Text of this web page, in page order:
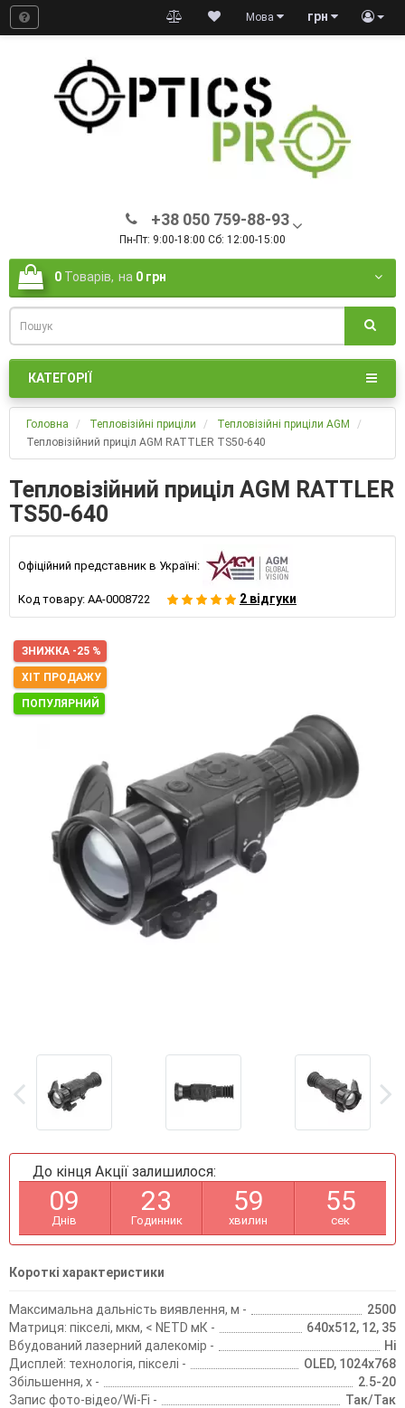
грн
Мова
+38 050 759-88-93
Пн-Пт: 9:00-18:00 Сб: 12:00-15:00
0 Товарів, на 0 грн
КАТЕГОРІЇ
Головна Тепловізійні приціли
Тепловізійні приціли AGM
Тепловізійний приціл AGM RATTLER TS50-640
Тепловізійний приціл AGM RATTLER
TS50-640
Офіційний представник в Україні:
Код товару: AA-0008722 2 відгуки
ЗНИЖКА -25 %
ХІТ ПРОДАЖУ
ПОПУЛЯРНИЙ
До кінця Акції залишилося:
09
Днів
23
Годинник
59
хвилин
55
сек
Короткі характеристики
Максимальна дальність виявлення, м -
2500
Матриця: пікселі, мкм, < NETD мК -
640х512, 12, 35
Вбудований лазерний далекомір -
Ні
Дисплей: технологія, пікселі -
OLED, 1024х768
Збільшення, х -
2.5-20
Запис фото-відео/Wi-Fi -
Так/Так